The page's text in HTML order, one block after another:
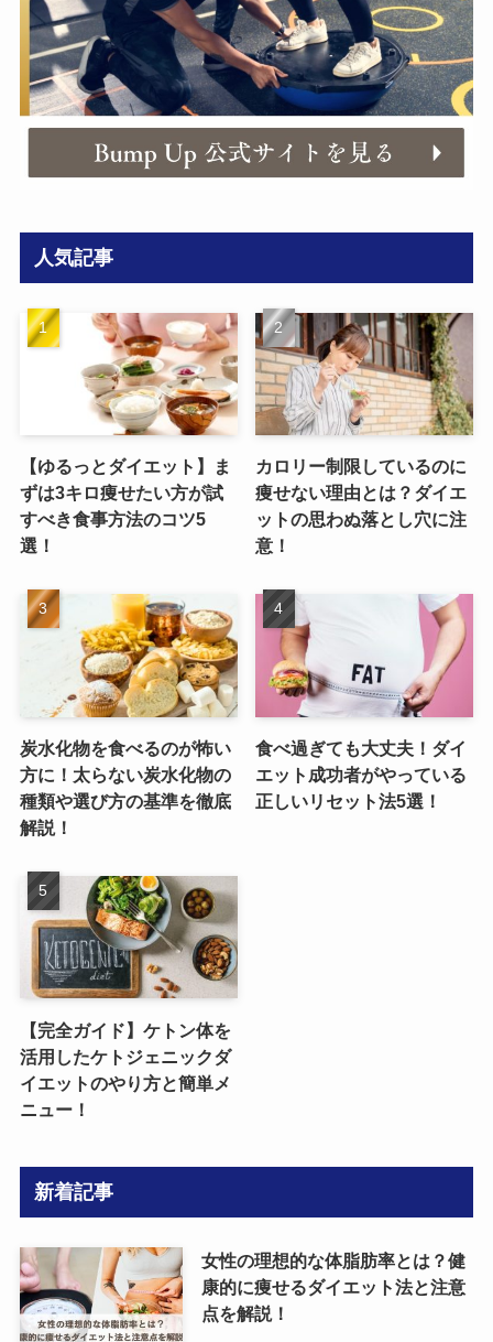
人気記事
【ゆるっとダイエット】ま
ずは3キロ痩せたい方が試
すべき食事方法のコツ5
選！
カロリー制限しているのに
痩せない理由とは？ダイエ
ットの思わぬ落とし穴に注
意！
炭水化物を食べるのが怖い
方に！太らない炭水化物の
種類や選び方の基準を徹底
解説！
食べ過ぎても大丈夫！ダイ
エット成功者がやっている
正しいリセット法5選！
【完全ガイド】ケトン体を
活用したケトジェニックダ
イエットのやり方と簡単メ
ニュー！
新着記事
女性の理想的な体脂肪率とは？健
康的に痩せるダイエット法と注意
点を解説！